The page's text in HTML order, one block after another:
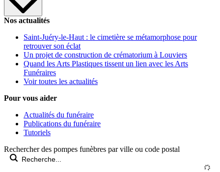
Nos actualités
Saint-Juéry-le-Haut : le cimetière se métamorphose pour
retrouver son éclat
Un projet de construction de crématorium à Louviers
Quand les Arts Plastiques tissent un lien avec les Arts
Funéraires
Voir toutes les actualités
Pour vous aider
Actualités du funéraire
Publications du funéraire
Tutoriels
Rechercher des pompes funèbres par ville ou code postal